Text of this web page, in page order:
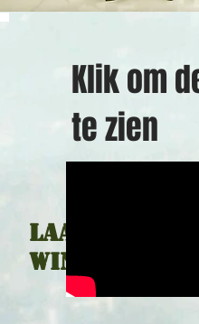
Laatste
winacties:
Klik om
te zien